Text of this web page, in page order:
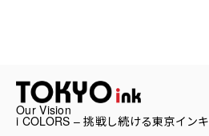
Our Vision
i COLORS – 挑戦し続ける東京インキ